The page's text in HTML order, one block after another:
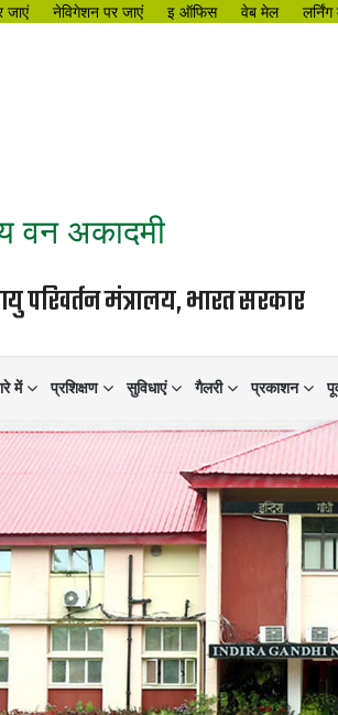
जाएं नेविगेशन पर जाएं इ ऑफिस वेब मेल
वन अकादमी
परिवर्तन मंत्रालय, भारत सरकार
में प्रशिक्षण सुविधाएं गैलरी प्रकाशन